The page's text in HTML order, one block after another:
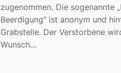
zugenommen. Die sogenannte
Beerdigung“ ist anonym und
Grabstelle. Der Verstorbene
Wunsch…